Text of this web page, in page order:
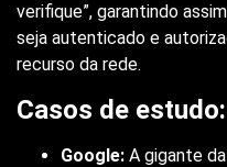
verifique”, garantindo
seja autenticado e
recurso da rede.
Casos de estudo:
Google: A gigante